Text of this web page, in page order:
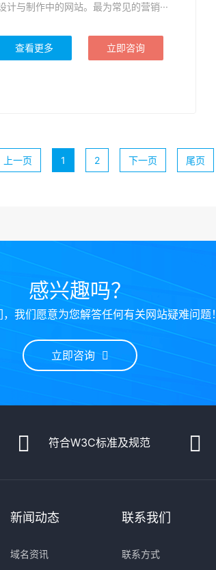
计与制作中的网站。最为常见的营销···
查看更多 立即咨询
上一页 1 2 下一页 尾页
感兴趣吗？
我们愿意为您解答任何有关网站疑难问题！
立即咨询
符合W3C标准及规范
新闻动态
域名资讯
联系我们
联系方式